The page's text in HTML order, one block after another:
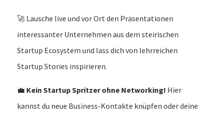
🚀 Lausche live und vor Ort den Präsentationen
interessanter Unternehmen aus dem steirischen
Startup Ecosystem und lass dich von lehrreichen
Startup Stories inspirieren.
💼 Kein Startup Spritzer ohne Networking! Hier
kannst du neue Business-Kontakte knüpfen oder deine